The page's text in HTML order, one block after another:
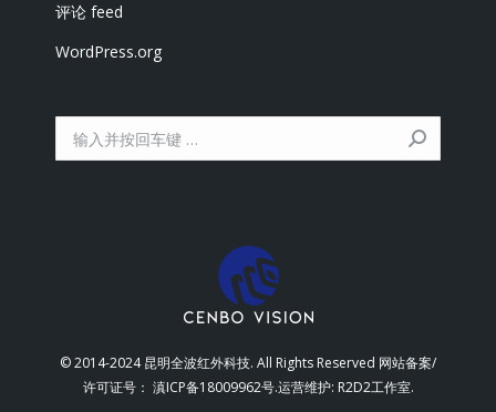
评论 feed
WordPress.org
索：
© 2014-2024 昆明全波红外科技. All Rights Reserved 网站备案/
许可证号： 滇ICP备18009962号.运营维护: R2D2工作室.